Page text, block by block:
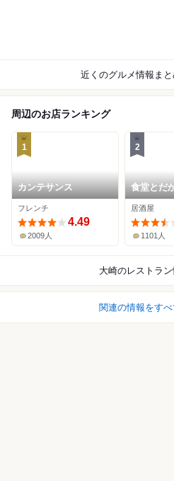
近くのグルメ情報ま
周辺のお店ランキング
1
カンテサンス
フレンチ
4.49
2009人
2
食堂とだ
居酒屋
1101人
大崎のレストラ
関連の情報をす